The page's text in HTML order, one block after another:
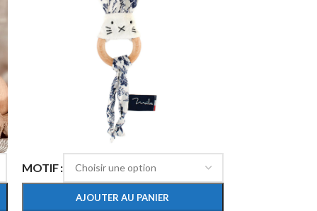
MOTIF
AJOUTER AU PANIER